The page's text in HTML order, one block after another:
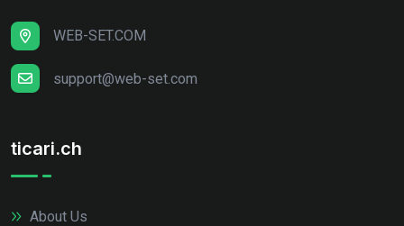
WEB-SET.COM
support@web-set.com
ticari.ch
About Us